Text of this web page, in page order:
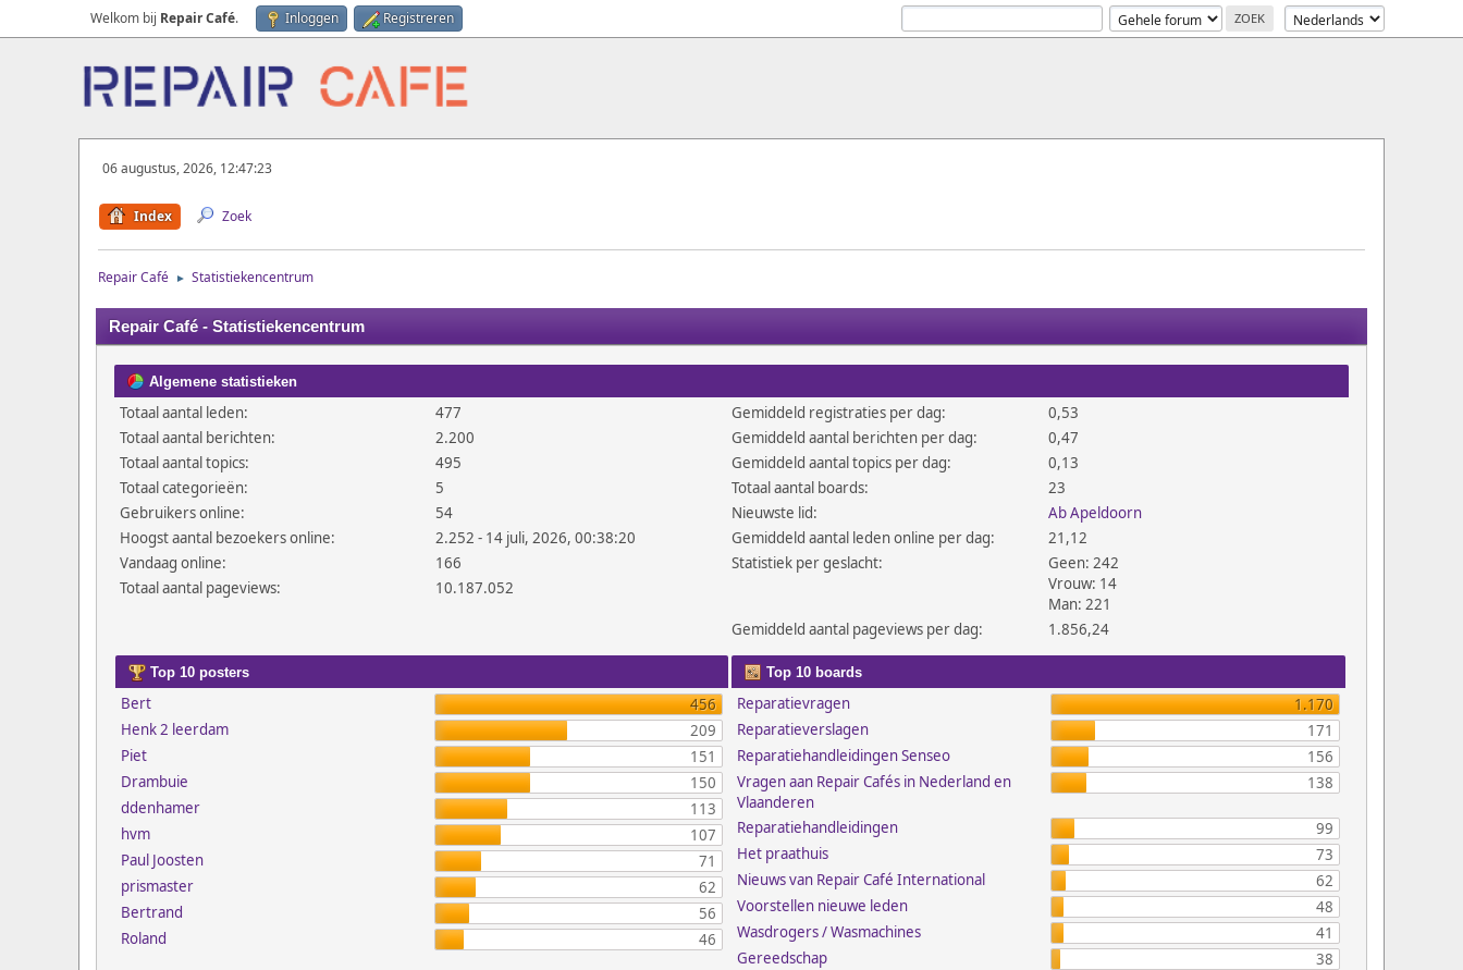
Welkom bij Repair Café. Inloggen Registreren
06 augustus, 2026, 12:47:23
Index Zoek
Repair Café ► Statistiekencentrum
Repair Café - Statistiekencentrum
Algemene statistieken
Totaal aantal leden:
477
Totaal aantal berichten:
2.200
Totaal aantal topics:
495
Totaal categorieën:
5
Gebruikers online:
54
Hoogst aantal bezoekers online:
2.252 - 14 juli, 2026, 00:38:20
Vandaag online:
166
Totaal aantal pageviews:
10.187.052
Gemiddeld registraties per dag:
0,53
Gemiddeld aantal berichten per dag:
0,47
Gemiddeld aantal topics per dag:
0,13
Totaal aantal boards:
23
Nieuwste lid:
Ab Apeldoorn
Gemiddeld aantal leden online per dag:
21,12
Statistiek per geslacht:
Geen: 242
Vrouw: 14
Man: 221
Gemiddeld aantal pageviews per dag:
1.856,24
Top 10 posters
Bert
456
Henk 2 leerdam
209
Piet
151
Drambuie
150
ddenhamer
113
hvm
107
Paul Joosten
71
prismaster
62
Bertrand
56
Roland
46
Top 10 boards
Reparatievragen
1.170
Reparatieverslagen
171
Reparatiehandleidingen Senseo
156
Vragen aan Repair Cafés in Nederland en
Vlaanderen
138
Reparatiehandleidingen
99
Het praathuis
73
Nieuws van Repair Café International
62
Voorstellen nieuwe leden
48
Wasdrogers / Wasmachines
41
Gereedschap
38